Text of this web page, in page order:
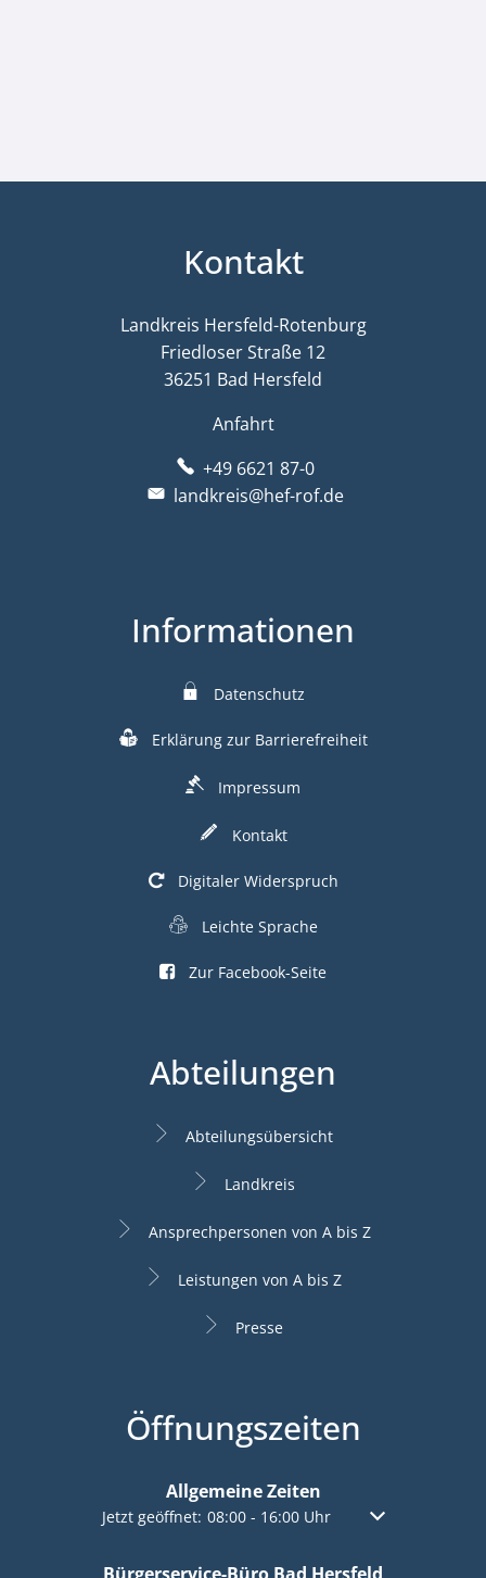
Kontakt
Landkreis Hersfeld-Rotenburg
Friedloser Straße 12
36251 Bad Hersfeld
Anfahrt
+49 6621 87-0
landkreis@hef-rof.de
Informationen
Datenschutz
Erklärung zur Barrierefreiheit
Impressum
Kontakt
Digitaler Widerspruch
Leichte Sprache
Zur Facebook-Seite
Abteilungen
Abteilungsübersicht
Landkreis
Ansprechpersonen von A bis Z
Leistungen von A bis Z
Presse
Öffnungszeiten
Allgemeine Zeiten
Klicken, um weitere Öffnungs- oder Schließzeiten
Jetzt geöffnet: 08:00- 16:00Uhr Von 08:00 bis